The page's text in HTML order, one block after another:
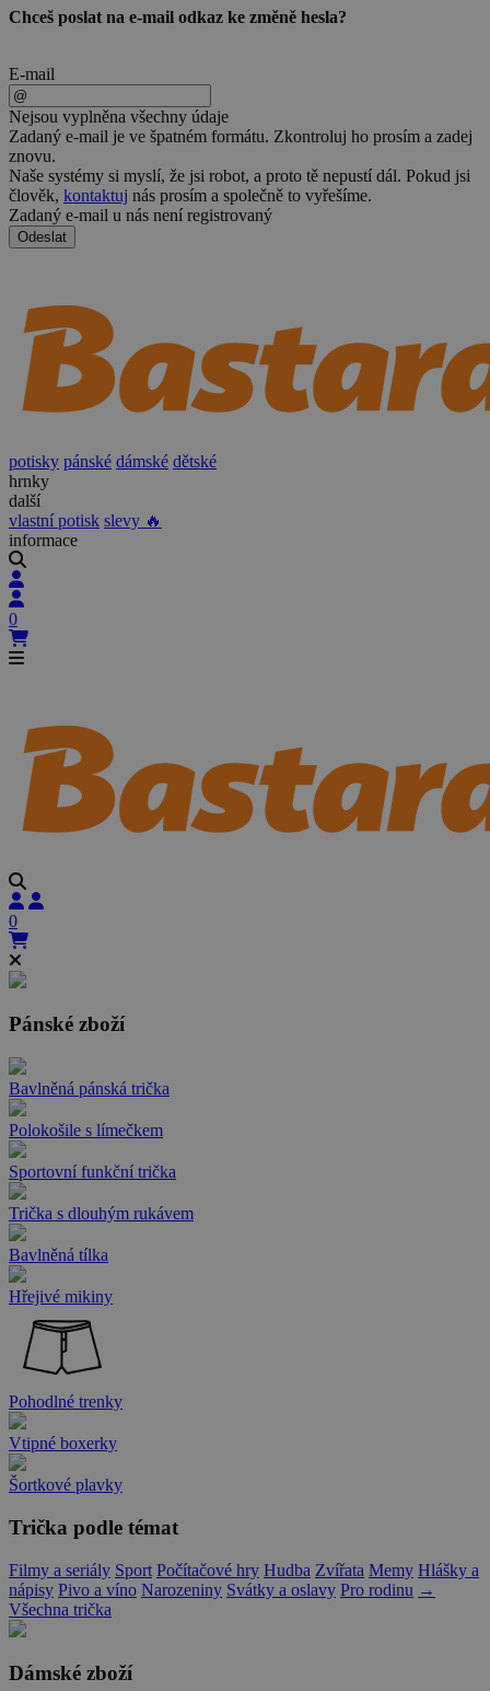
Chceš poslat na e-mail odkaz ke změně hesla?
E-mail
Nejsou vyplněna všechny údaje
Zadaný e-mail je ve špatném formátu. Zkontroluj ho prosím a zadej
znovu.
Naše systémy si myslí, že jsi robot, a proto tě nepustí dál. Pokud jsi
člověk, kontaktuj nás prosím a společně to vyřešíme.
Zadaný e-mail u nás není registrovaný
Odeslat
potisky pánské dámské dětské
hrnky
další
vlastní potisk slevy 🔥
informace
0
0
Pánské zboží
Bavlněná pánská trička
Polokošile s límečkem
Sportovní funkční trička
Trička s dlouhým rukávem
Bavlněná tílka
Hřejivé mikiny
Pohodlné trenky
Vtipné boxerky
Šortkové plavky
Trička podle témat
Filmy a seriály Sport Počítačové hry Hudba Zvířata Memy Hlášky a
nápisy Pivo a víno Narozeniny Svátky a oslavy Pro rodinu →
Všechna trička
Dámské zboží